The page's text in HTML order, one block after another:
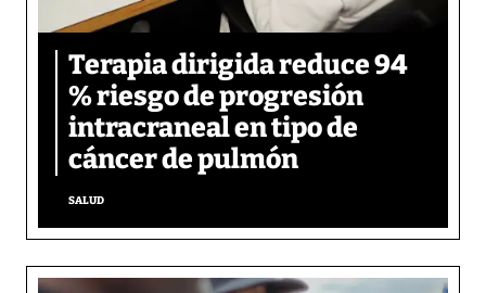
Terapia dirigida reduce 94
% riesgo de progresión
intracraneal en tipo de
cáncer de pulmón
SALUD